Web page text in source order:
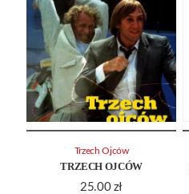
TRZECH OJCÓW
25.00 zł
Trzech Ojców